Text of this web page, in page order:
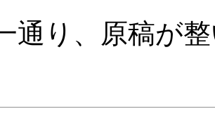
通り、原稿が